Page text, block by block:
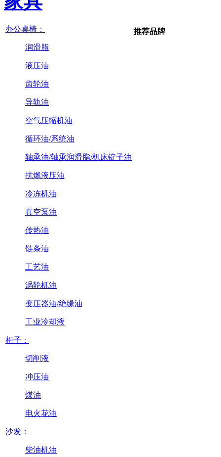
办公桌椅：
润滑脂
液压油
齿轮油
导轨油
空气压缩机油
循环油/系统油
轴承油/轴承润滑脂/机床锭子油
抗燃液压油
冷冻机油
真空泵油
传热油
链条油
工艺油
涡轮机油
变压器油/绝缘油
工业冷却液
柜子：
切削液
冲压油
煤油
电火花油
沙发：
柴油机油
推荐品牌